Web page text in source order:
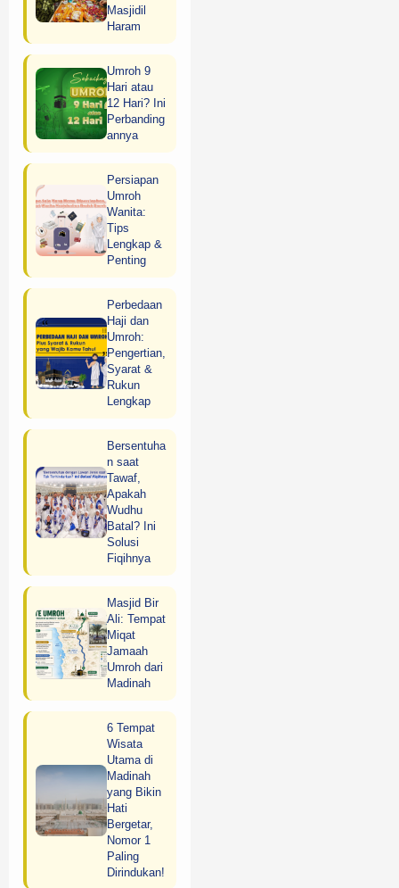
Masjidil
Haram
Umroh 9
Hari atau
12 Hari? Ini
Perbanding
annya
Persiapan
Umroh
Wanita:
Tips
Lengkap &
Penting
Perbedaan
Haji dan
Umroh:
Pengertian,
Syarat &
Rukun
Lengkap
Bersentuha
n saat
Tawaf,
Apakah
Wudhu
Batal? Ini
Solusi
Fiqihnya
Masjid Bir
Ali: Tempat
Miqat
Jamaah
Umroh dari
Madinah
6 Tempat
Wisata
Utama di
Madinah
yang Bikin
Hati
Bergetar,
Nomor 1
Paling
Dirindukan!